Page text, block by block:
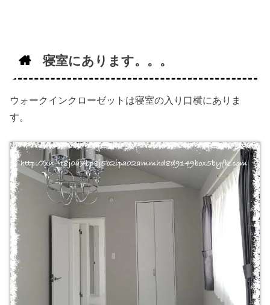
寝室にあります。。。
ウォークインクローゼットは寝室の入り口横にありま
す。